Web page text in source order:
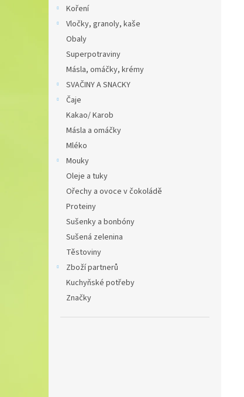
Koření
Vločky, granoly, kaše
Obaly
Superpotraviny
Másla, omáčky, krémy
SVAČINY A SNACKY
Čaje
Kakao/ Karob
Másla a omáčky
Mléko
Mouky
Oleje a tuky
Ořechy a ovoce v čokoládě
Proteiny
Sušenky a bonbóny
Sušená zelenina
Těstoviny
Zboží partnerů
Kuchyňské potřeby
Značky